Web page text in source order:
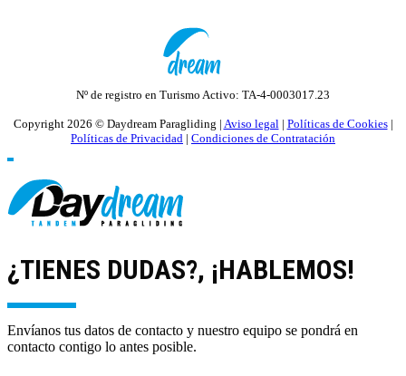
Nº de registro en Turismo Activo: TA-4-0003017.23
Copyright 2026 © Daydream Paragliding | Aviso legal | Políticas de Cookies|
Políticas de Privacidad | Condiciones de Contratación
¿TIENES DUDAS?, ¡HABLEMOS!
Envíanos tus datos de contacto y nuestro equipo se pondrá en
contacto contigo lo antes posible.